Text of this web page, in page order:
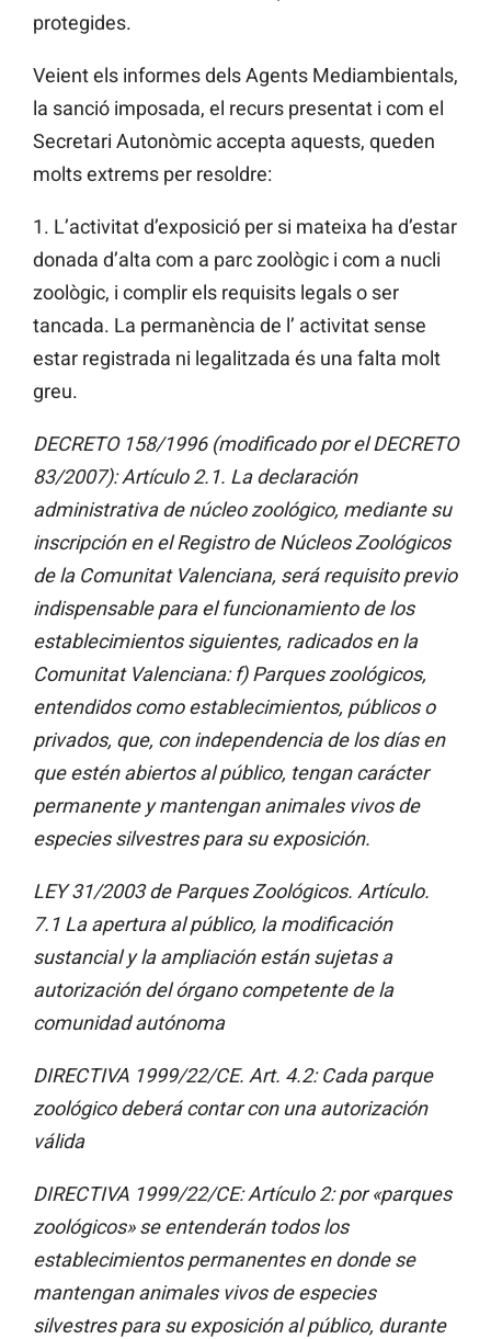
protegides.
Veient els informes dels Agents Mediambientals,
la sanció imposada, el recurs presentat i com el
Secretari Autonòmic accepta aquests, queden
molts extrems per resoldre:
1. L’activitat d’exposició per si mateixa ha d’estar
donada d’alta com a parc zoològic i com a nucli
zoològic, i complir els requisits legals o ser
tancada. La permanència de l’ activitat sense
estar registrada ni legalitzada és una falta molt
greu.
DECRETO 158/1996 (modificado por el DECRETO
83/2007): Artículo 2.1. La declaración
administrativa de núcleo zoológico, mediante su
inscripción en el Registro de Núcleos Zoológicos
de la Comunitat Valenciana, será requisito previo
indispensable para el funcionamiento de los
establecimientos siguientes, radicados en la
Comunitat Valenciana: f) Parques zoológicos,
entendidos como establecimientos, públicos o
privados, que, con independencia de los días en
que estén abiertos al público, tengan carácter
permanente y mantengan animales vivos de
especies silvestres para su exposición.
LEY 31/2003 de Parques Zoológicos. Artículo.
7.1 La apertura al público, la modificación
sustancial y la ampliación están sujetas a
autorización del órgano competente de la
comunidad autónoma
DIRECTIVA 1999/22/CE. Art. 4.2: Cada parque
zoológico deberá contar con una autorización
válida
DIRECTIVA 1999/22/CE: Artículo 2: por «parques
zoológicos» se entenderán todos los
establecimientos permanentes en donde se
mantengan animales vivos de especies
silvestres para su exposición al público, durante